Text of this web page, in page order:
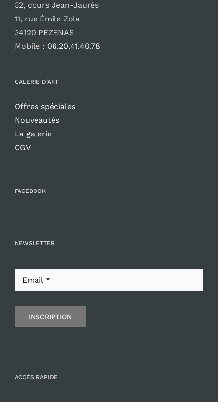
32, cours Jean-Jaurès
11, rue Émile Zola
34120 PEZENAS
Mobile : 06.20.41.40.78
GALERIE D’ART
Offres spéciales
Nouveautés
La galerie
CGV
FACEBOOK
NEWSLETTER
INSCRIPTION
ACCÈS RAPIDE